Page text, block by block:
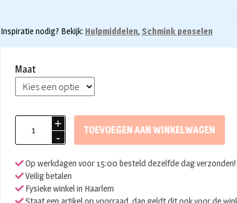
Inspiratie nodig? Bekijk: Hulpmiddelen, Schmink penselen
Maat
aantal
TOEVOEGEN AAN WINKELWAGEN
Op werkdagen voor 15:00 besteld dezelfde dag verzonden!
Veilig betalen
Fysieke winkel in Haarlem